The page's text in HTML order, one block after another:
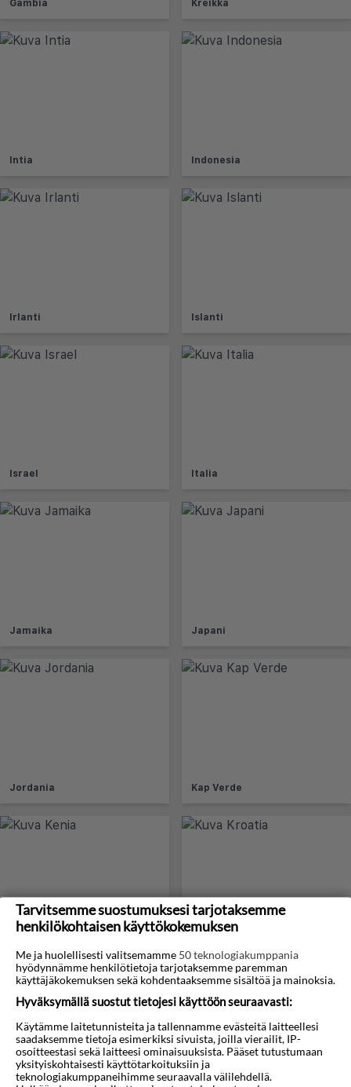
Gambia Kreikka
Intia Indonesia
Irlanti Islanti
Israel Italia
Jamaika Japani
Jordania Kap Verde
Tarvitsemme suostumuksesi tarjotaksemme
henkilökohtaisen käyttökokemuksen
Me ja huolellisesti valitsemamme 50 teknologiakumppania
hyödynnämme henkilötietoja tarjotaksemme paremman
käyttäjäkokemuksen sekä kohdentaaksemme sisältöä ja mainoksia.
Hyväksymällä suostut tietojesi käyttöön seuraavasti:
Käytämme laitetunnisteita ja tallennamme evästeitä laitteellesi
saadaksemme tietoja esimerkiksi sivuista, joilla vierailit, IP-
osoitteestasi sekä laitteesi ominaisuuksista. Pääset tutustumaan
yksityiskohtaisesti käyttötarkoituksiin ja
teknologiakumppaneihimme seuraavalla välilehdellä.